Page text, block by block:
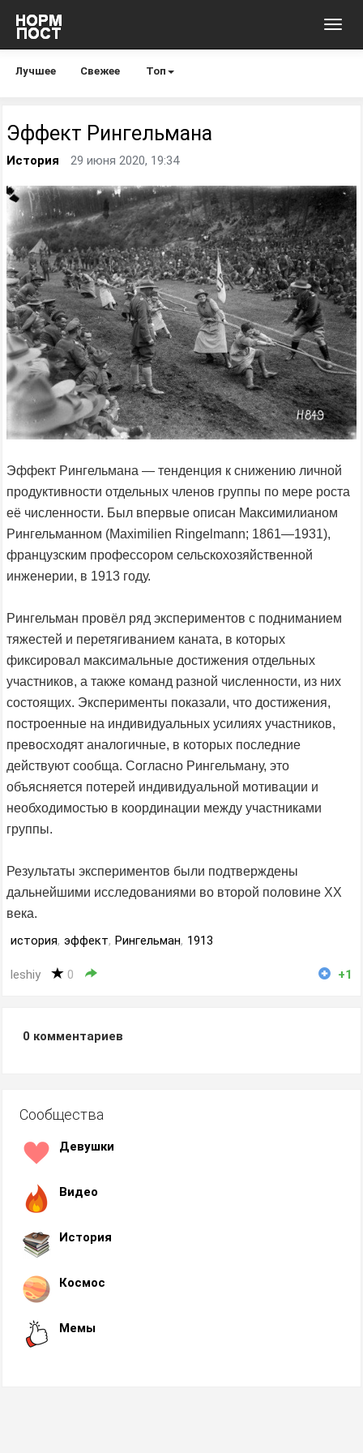
Лучшее Свежее Топ
Эффект Рингельмана
История 29 июня 2020, 19:34
Эффект Рингельмана — тенденция к снижению личной
продуктивности отдельных членов группы по мере роста
её численности. Был впервые описан Максимилианом
Рингельманном (Maximilien Ringelmann; 1861—1931),
французским профессором сельскохозяйственной
инженерии, в 1913 году.
Рингельман провёл ряд экспериментов с подниманием
тяжестей и перетягиванием каната, в которых
фиксировал максимальные достижения отдельных
участников, а также команд разной численности, из них
состоящих. Эксперименты показали, что достижения,
построенные на индивидуальных усилиях участников,
превосходят аналогичные, в которых последние
действуют сообща. Согласно Рингельману, это
объясняется потерей индивидуальной мотивации и
необходимостью в координации между участниками
группы.
Результаты экспериментов были подтверждены
дальнейшими исследованиями во второй половине XX
века.
история, эффект, Рингельман, 1913
leshiy 0 +1
0 комментариев
Сообщества
Девушки
Видео
История
Космос
Мемы